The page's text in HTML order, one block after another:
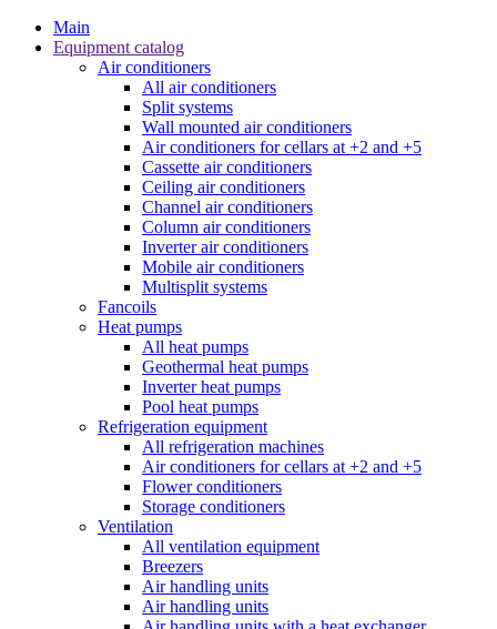
Main
Equipment catalog
Air conditioners
All air conditioners
Split systems
Wall mounted air conditioners
Air conditioners for cellars at +2 and +5
Cassette air conditioners
Ceiling air conditioners
Channel air conditioners
Column air conditioners
Inverter air conditioners
Mobile air conditioners
Multisplit systems
Fancoils
Heat pumps
All heat pumps
Geothermal heat pumps
Inverter heat pumps
Pool heat pumps
Refrigeration equipment
All refrigeration machines
Air conditioners for cellars at +2 and +5
Flower conditioners
Storage conditioners
Ventilation
All ventilation equipment
Breezers
Air handling units
Air handling units